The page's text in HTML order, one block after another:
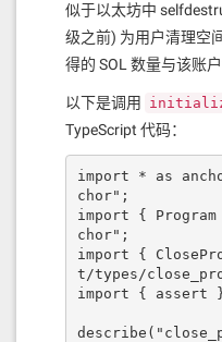
似于以太坊中
级之前) 为用户清理空
得的 SOL 数量与该账
以下是调用
TypeScript 代码：
import * as
chor";
import {
chor";
import {
t/types/
import { assert